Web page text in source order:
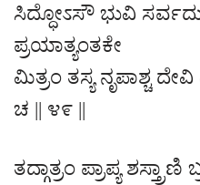
ಸಿದ್ಧೋಽಸೌ ಭುವಿ
ಪ್ರಯಾತ್ಯಂತಕೇ
ಮಿತ್ರಂ ತಸ್ಯ ನೃಪಾಶ್ಚ
ಚ || ೪೯ ||
ತದ್ಗಾತ್ರಂ ಪ್ರಾಪ್ಯ ಶಸ್ತ್ರಾಣಿ